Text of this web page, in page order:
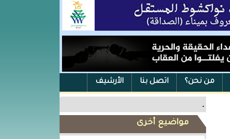
من نحن؟ اتصل بنا الأرشيف
.
مواضيع أخرى